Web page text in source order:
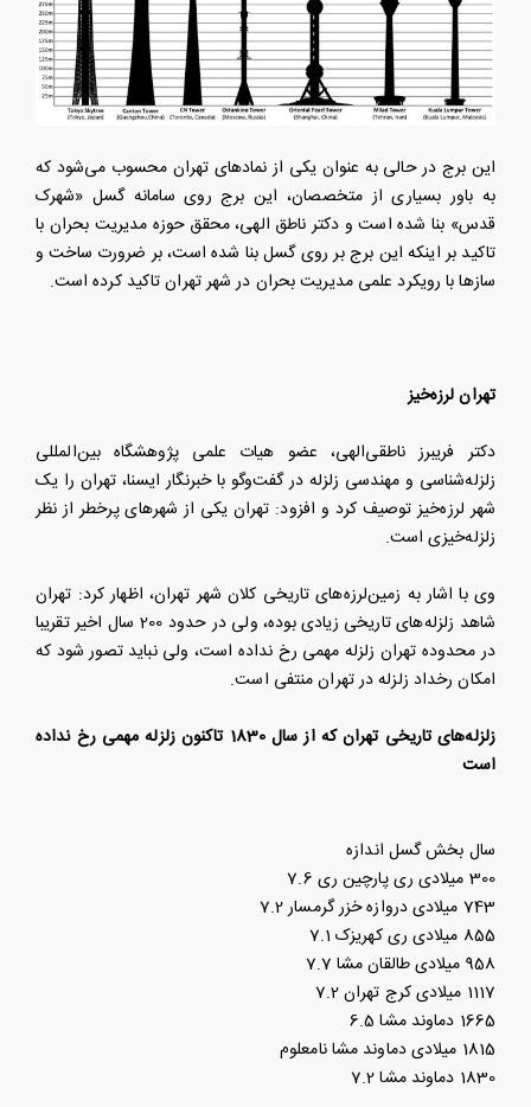
این برج در حالی به عنوان یکی از نمادهای تهران محسوب می‌شود که
به باور بسیاری از متخصصان، این برج روی سامانه گسل «شهرک
قدس» بنا شده است و دکتر ناطق الهی، محقق حوزه مدیریت بحران با
تاکید بر اینکه این برج بر روی گسل بنا شده است، بر ضرورت ساخت و
سازها با رویکرد علمی مدیریت بحران در شهر تهران تاکید کرده است.
تهران لرزه‌خیز
دکتر فریبرز ناطقی‌الهی، عضو هیات علمی پژوهشگاه بین‌المللی
زلزله‌شناسی و مهندسی زلزله در گفت‌وگو با خبرنگار ایسنا، تهران را یک
شهر لرزه‌خیز توصیف کرد و افزود: تهران یکی از شهرهای پرخطر از نظر
زلزله‌خیزی است.
وی با اشار به زمین‌لرزه‌های تاریخی کلان شهر تهران، اظهار کرد: تهران
شاهد زلزله‌های تاریخی زیادی بوده، ولی در حدود 200 سال اخیر تقریبا
در محدوده تهران زلزله مهمی رخ نداده است، ولی نباید تصور شود که
امکان رخداد زلزله در تهران منتفی است.
زلزله‌های تاریخی تهران که از سال 1830 تاکنون زلزله مهمی رخ نداده
است
سالبخشگسلاندازه
300 میلادی
ریپارچین ری7.6
743 میلادی
دروازه خزرگرمسار7.2
855 میلادی
ریکهریزک7.1
958 میلادی
طالقانمشا7.7
1117 میلادی
کرجتهران 7.2
1665دماوندمشا6.5
1815 میلادی
دماوندمشانامعلوم
1830دماوندمشا7.2